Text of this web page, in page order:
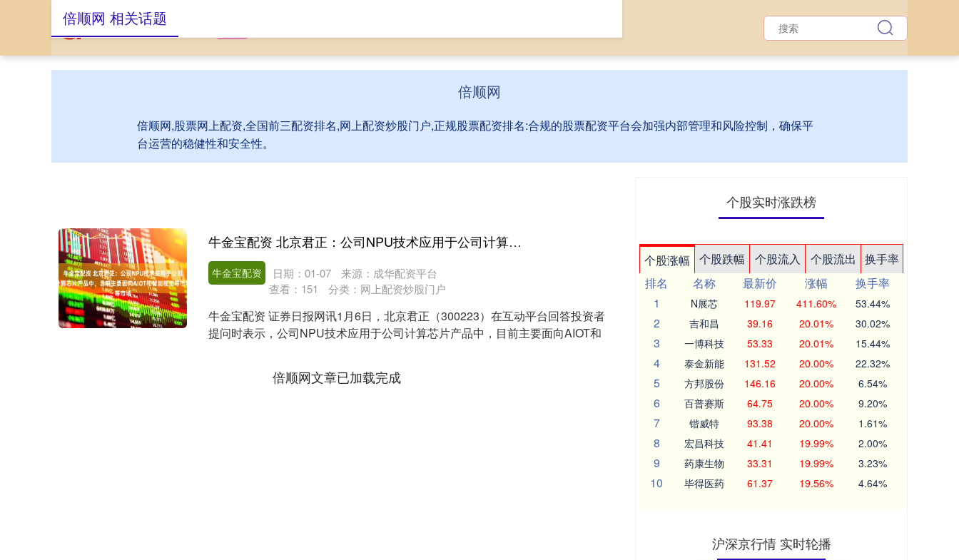
倍顺网
倍顺网,股票网上配资,全国前三配资排名,网上配资炒股门户,正规股票配资排名:合规的股票配资平台会加强内部管理和风险控制，确保平
台运营的稳健性和安全性。
倍顺网 相关话题
牛金宝配资 北京君正：公司NPU技术应用于公司计算芯片产品中，目前主要面向AIOT和智能视觉等市场
牛金宝配资 日期：01-07
来源：成华配资平台
查看： 151 分类： 网上配资炒股门户
牛金宝配资 证券日报网讯1月6日，北京君正（300223）在互动平台回答投资者
提问时表示，公司NPU技术应用于公司计算芯片产品中，目前主要面向AIOT和
倍顺网文章已加载完成
个股实时涨跌榜
个股涨幅 个股跌幅 个股流入 个股流出
换手率
排名
名称 最新价 涨幅
换手率
1
N展芯 119.97 411.60% 53.44%
2 吉和昌 39.16 20.01% 30.02%
3 一博科技 53.33 20.01% 15.44%
4 泰金新能 131.52 20.00% 22.32%
5 方邦股份 146.16 20.00% 6.54%
6 百普赛斯 64.75 20.00% 9.20%
7 锴威特 93.38 20.00% 1.61%
8 宏昌科技 41.41 19.99% 2.00%
9 药康生物 33.31 19.99% 3.23%
10 毕得医药 61.37 19.56% 4.64%
沪深京行情 实时轮播